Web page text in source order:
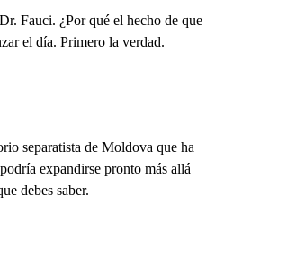
Fauci. ¿Por qué el hecho de que
el día. Primero la verdad.
separatista de Moldova que ha
expandirse pronto más allá
debes saber.